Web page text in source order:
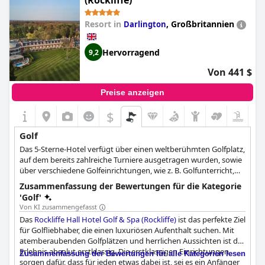
Resort in Darlington, Großbritannien
9,2 Hervorragend
Von 441 $
Preise anzeigen
$
Golf
Das 5-Sterne-Hotel verfügt über einen weltberühmten Golfplatz,
auf dem bereits zahlreiche Turniere ausgetragen wurden, sowie
über verschiedene Golfeinrichtungen, wie z. B. Golfunterricht,
eine Golfakademie, einen Pro Shop, in dem Sie Ihre gesamte
Ausrüstung kaufen können, und eine atemberaubende
Landschaft, die Ihr Golfspiel und Ihren gesamten Aufenthalt
unvergesslich machen wird.
Zusammenfassung der Bewertungen für die Kategorie
'Golf'
Von KI zusammengefasst
Das Rockliffe Hall Hotel Golf & Spa (Rockliffe) ist das perfekte Ziel
für Golfliebhaber, die einen luxuriösen Aufenthalt suchen. Mit
atemberaubenden Golfplätzen und herrlichen Aussichten ist das
Erlebnis absolut erstklassig. Die erstklassigen Einrichtungen
sorgen dafür, dass für jeden etwas dabei ist, sei es ein Anfänger
Zusammenfassung der Bewertungen für alle Kategorien lesen